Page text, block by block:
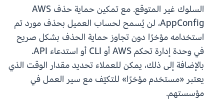
السلوك غير المتوقع. مع تمكين حماية حذف AWS
AppConfig، لن يُسمح لحساب العميل بحذف مورد تم
استخدامه مؤخرًا دون تجاوز حماية الحذف بشكل صريح
في وحدة إدارة تحكم AWS أو CLI أو استدعاء API.
بالإضافة إلى ذلك، يمكن للعملاء تحديد مقدار الوقت الذي
يعتبر «مستخدم مؤخرًا» للتكيّف مع سير العمل في
مؤسستهم.